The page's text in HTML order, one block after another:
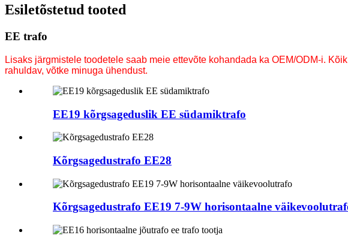
Esiletõstetud tooted
EE trafo
Lisaks järgmistele toodetele saab meie ettevõte kohandada ka OEM/ODM-i.
rahuldav, võtke minuga ühendust.
EE19 kõrgsageduslik EE südamiktrafo
Kõrgsagedustrafo EE28
Kõrgsagedustrafo EE19 7-9W horisontaalne